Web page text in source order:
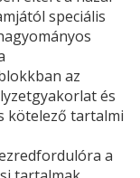
speciális
az
és
kötelező tartalmi
a